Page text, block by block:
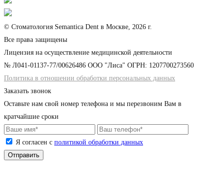
© Стоматология Semantica Dent в Москве, 2026 г.
Все права защищены
Лицензия на осуществление медицинской деятельности
№ Л041-01137-77/00626486 ООО "Лиса" ОГРН: 1207700273560
Политика в отношении обработки персональных данных
Заказать звонок
Оставьте нам свой номер телефона и мы перезвоним Вам в
кратчайшие сроки
Я согласен с политикой обработки данных